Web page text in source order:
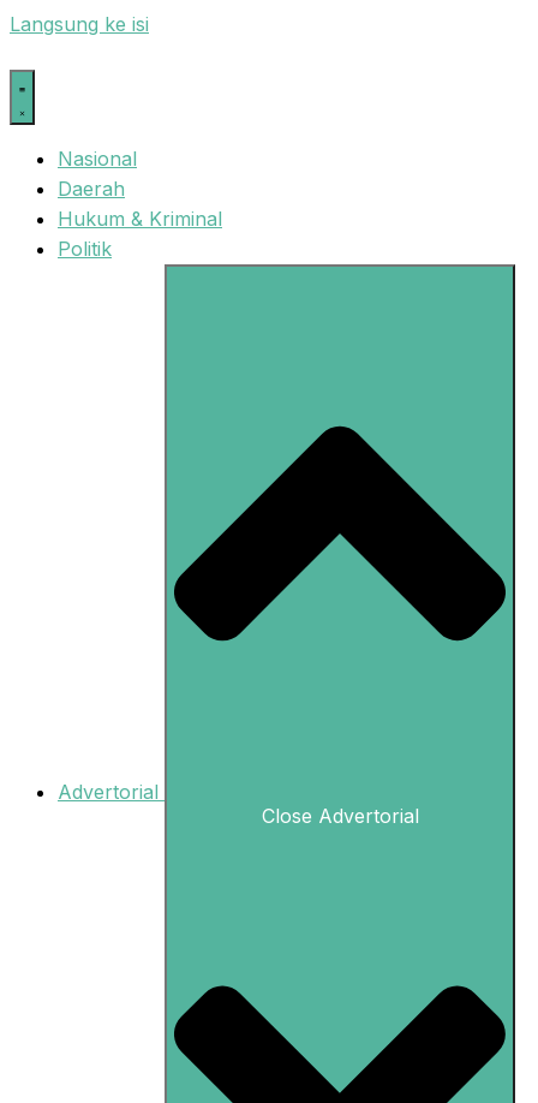
Langsung ke isi
Nasional
Daerah
Hukum & Kriminal
Politik
Advertorial
Close Advertorial